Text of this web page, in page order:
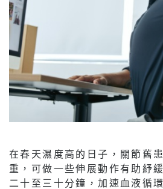
在春天濕度高的日子，關節舊
重，可做一些伸展動作有助紓
二十至三十分鐘，加速血液循